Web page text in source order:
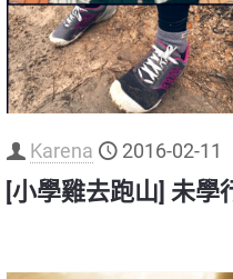
Karena 2016-02-11
[小學雞去跑山] 未